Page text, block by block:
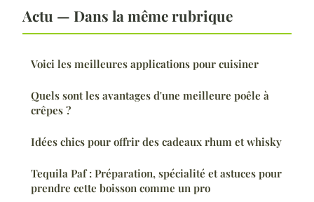
Actu — Dans la même rubrique
Voici les meilleures applications pour cuisiner
Quels sont les avantages d'une meilleure poêle à
crêpes ?
Idées chics pour offrir des cadeaux rhum et whisky
Tequila Paf : Préparation, spécialité et astuces pour
prendre cette boisson comme un pro